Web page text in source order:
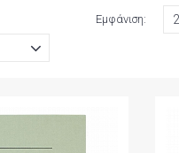
Εμφάνιση: